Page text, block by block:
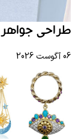
طراحی
06 آگوست 2026